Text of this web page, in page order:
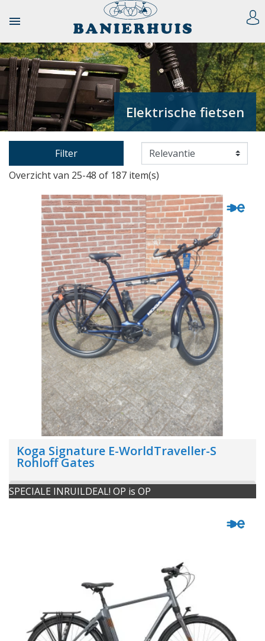

Elektrische fietsen
Filter
Overzicht van 25-48 of 187 item(s)
Koga Signature E-WorldTraveller-S
Rohloff Gates
SPECIALE INRUILDEAL! OP is OP